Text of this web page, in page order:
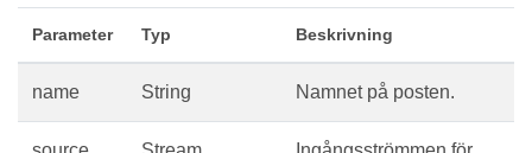
Parameter Typ Beskrivning
name String Namnet på posten.